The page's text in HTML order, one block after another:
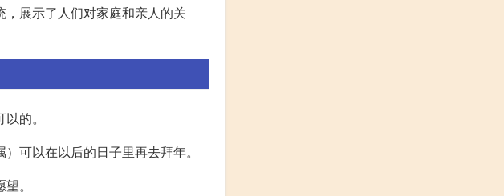
展示了人们对家庭和亲人的关
的。
可以在以后的日子里再去拜年。
。